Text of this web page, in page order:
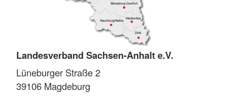
Landesverband Sachsen-Anhalt e.V.
Lüneburger Straße 2
39106 Magdeburg